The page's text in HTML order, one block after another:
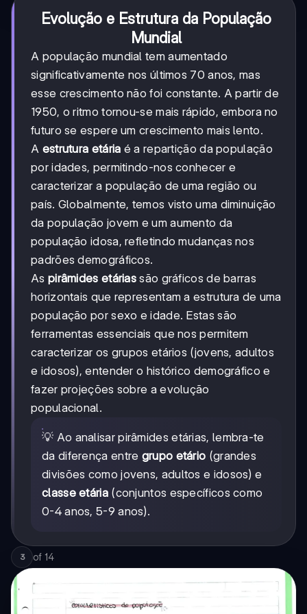
Evolução e Estrutura da População
Mundial
A população mundial tem aumentado
significativamente nos últimos 70 anos, mas
esse crescimento não foi constante. A partir de
1950, o ritmo tornou-se mais rápido, embora no
futuro se espere um crescimento mais lento.
A estrutura etária é a repartição da população
por idades, permitindo-nos conhecer e
caracterizar a população de uma região ou
país. Globalmente, temos visto uma diminuição
da população jovem e um aumento da
população idosa, refletindo mudanças nos
padrões demográficos.
As pirâmides etárias são gráficos de barras
horizontais que representam a estrutura de uma
população por sexo e idade. Estas são
ferramentas essenciais que nos permitem
caracterizar os grupos etários (jovens, adultos
e idosos), entender o histórico demográfico e
fazer projeções sobre a evolução
populacional.
💡 Ao analisar pirâmides etárias, lembra-te
da diferença entre grupo etário (grandes
divisões como jovens, adultos e idosos) e
classe etária(conjuntos específicos como
0-4 anos, 5-9 anos).
3 of 14